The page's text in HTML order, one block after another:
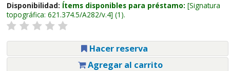
Disponibilidad: Ítems disponibles para préstamo: Signatura
topográfica: 621.374.5/A282/v.4 (1).
Hacer reserva
Agregar al carrito